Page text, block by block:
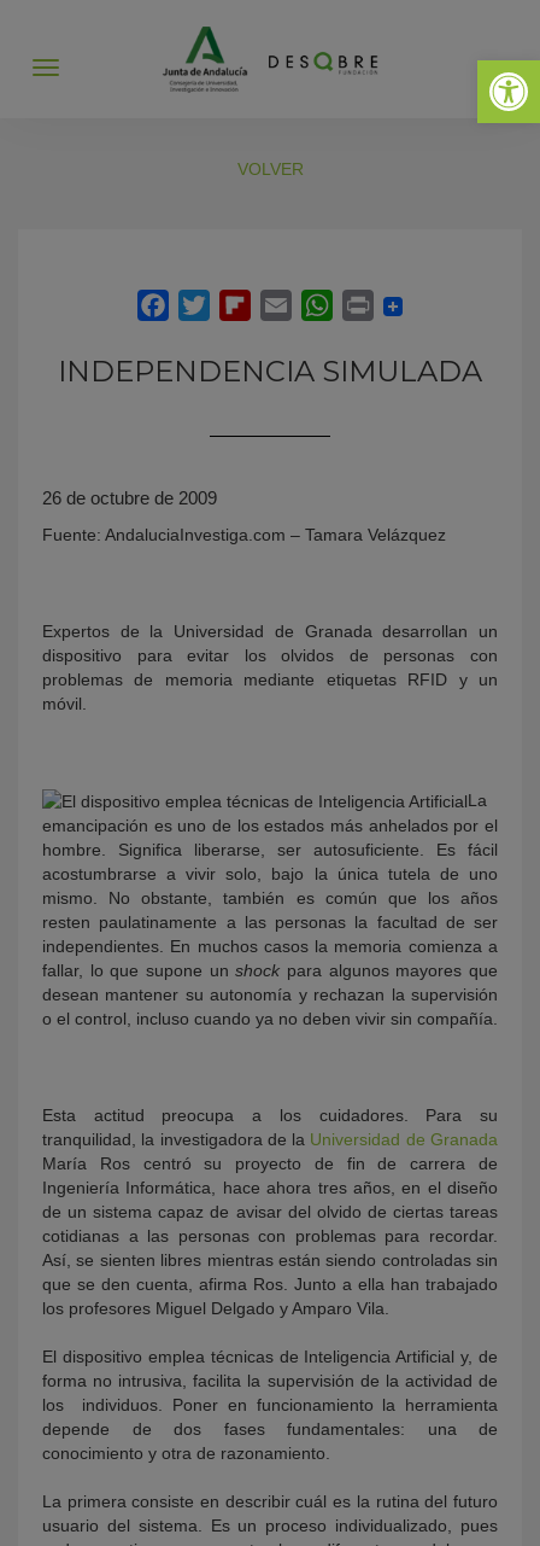
Abrir
Abrir
VOLVER
INDEPENDENCIA SIMULADA
26 de octubre de 2009
Fuente: AndaluciaInvestiga.com – Tamara Velázquez
Expertos de la Universidad de Granada desarrollan un
dispositivo para evitar los olvidos de personas con
problemas de memoria mediante etiquetas RFID y un
móvil.
La
emancipación es uno de los estados más anhelados por el
hombre. Significa liberarse, ser autosuficiente. Es fácil
acostumbrarse a vivir solo, bajo la única tutela de uno
mismo. No obstante, también es común que los años
resten paulatinamente a las personas la facultad de ser
independientes. En muchos casos la memoria comienza a
fallar, lo que supone unshock para algunos mayores que
desean mantener su autonomía y rechazan la supervisión
o el control, incluso cuando ya no deben vivir sin compañía.
Esta actitud preocupa a los cuidadores. Para su
tranquilidad, la investigadora de la Universidad de Granada
María Ros centró su proyecto de fin de carrera de
Ingeniería Informática, hace ahora tres años, en el diseño
de un sistema capaz de avisar del olvido de ciertas tareas
cotidianas a las personas con problemas para recordar.
Así, se sienten libres mientras están siendo controladas sin
que se den cuenta, afirma Ros. Junto a ella han trabajado
los profesores Miguel Delgado y Amparo Vila.
El dispositivo emplea técnicas de Inteligencia Artificial y, de
forma no intrusiva, facilita la supervisión de la actividad de
los individuos. Poner en funcionamiento la herramienta
depende de dos fases fundamentales: una de
conocimiento y otra de razonamiento.
La primera consiste en describir cuál es la rutina del futuro
usuario del sistema. Es un proceso individualizado, pues